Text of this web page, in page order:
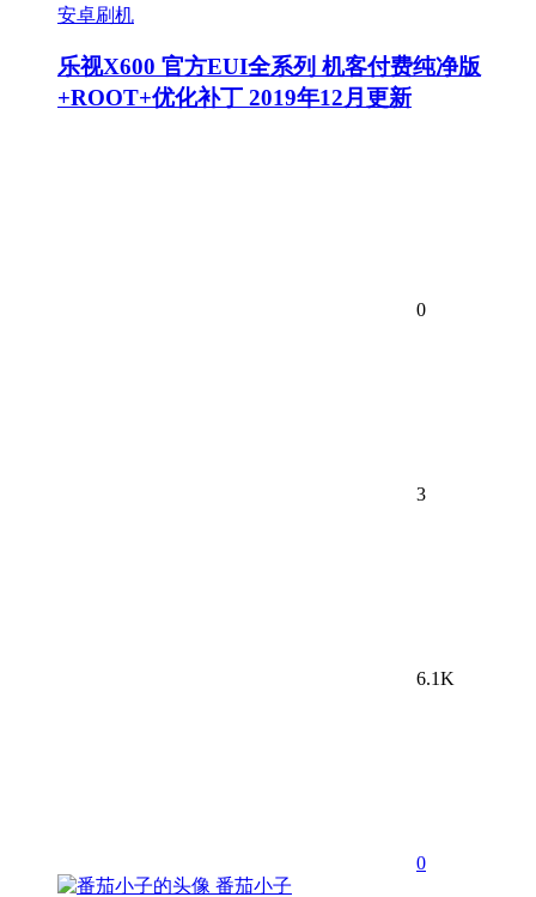
安卓刷机
乐视X600 官方EUI全系列 机客付费纯净版
+ROOT+优化补丁 2019年12月更新
0
3
6.1K
0
番茄小子